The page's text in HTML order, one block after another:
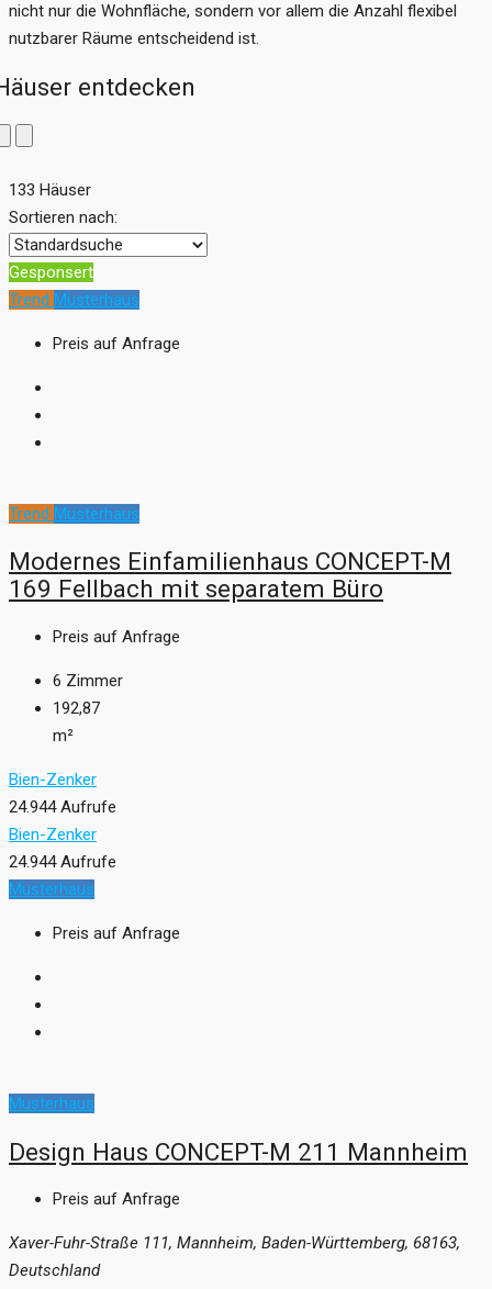
nicht nur die Wohnfläche, sondern vor allem die Anzahl flexibel
nutzbarer Räume entscheidend ist.
entdecken
133 Häuser
Sortieren nach:
Gesponsert
Trend Musterhaus
Preis auf Anfrage
Trend Musterhaus
Modernes Einfamilienhaus CONCEPT-M
169 Fellbach mit separatem Büro
Preis auf Anfrage
6 Zimmer
192,87
m²
Bien-Zenker
24.944 Aufrufe
Bien-Zenker
24.944 Aufrufe
Musterhaus
Preis auf Anfrage
Musterhaus
Design Haus CONCEPT-M 211 Mannheim
Preis auf Anfrage
Xaver-Fuhr-Straße 111, Mannheim, Baden-Württemberg, 68163,
Deutschland